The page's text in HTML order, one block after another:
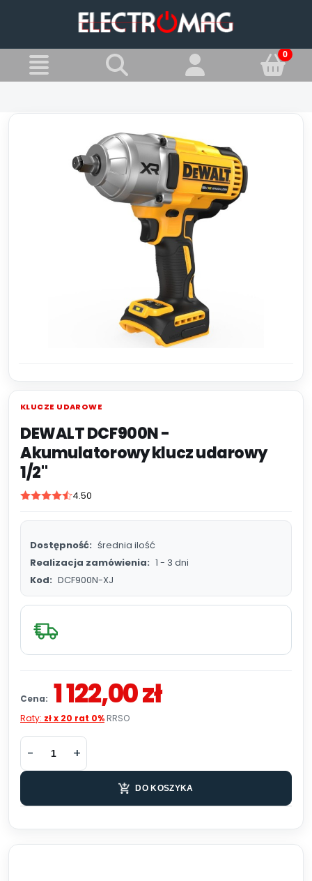
Klucze udarowe
KLUCZE UDAROWE
DEWALT DCF900N -
Akumulatorowy klucz udarowy
1/2"
4.50
Dostępność: średnia ilość
Realizacja zamówienia: 1 - 3 dni
Kod: DCF900N-XJ
Cena: 1 122,00 zł
Raty: zł x 20 rat 0% RRSO
DO KOSZYKA